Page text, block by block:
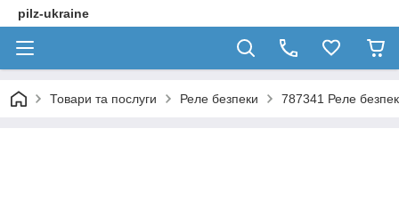
pilz-ukraine
Товари та послуги Реле безпеки 787341 Реле